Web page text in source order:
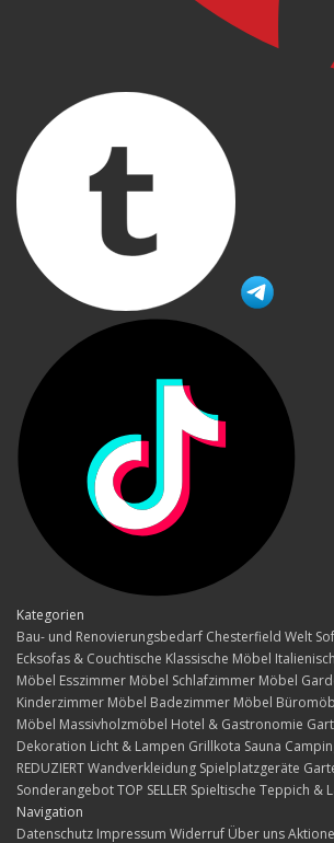
Kategorien
Bau- und Renovierungsbedarf Chesterfield Welt
Ecksofas & Couchtische Klassische Möbel
Möbel Esszimmer Möbel Schlafzimmer Möbel
Kinderzimmer Möbel Badezimmer Möbel
Möbel Massivholzmöbel Hotel & Gastronomie
Dekoration Licht & Lampen Grillkota Sauna
REDUZIERTWandverkleidung Spielplatzgeräte
SonderangebotTOP SELLER Spieltische Teppich &
Navigation
Datenschutz Impressum Widerruf Über uns